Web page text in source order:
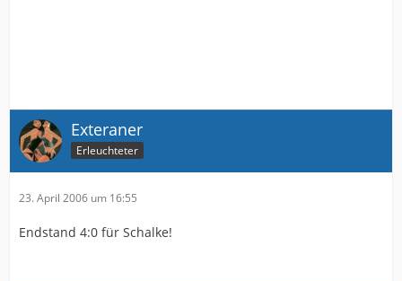
Exteraner
Erleuchteter
23. April 2006 um 16:55
Endstand 4:0 für Schalke!